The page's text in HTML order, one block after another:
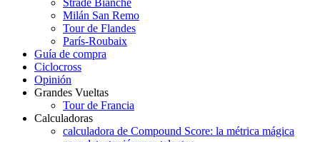
Strade Bianche
Milán San Remo
Tour de Flandes
París-Roubaix
Guía de compra
Ciclocross
Opinión
Grandes Vueltas
Tour de Francia
Calculadoras
calculadora de Compound Score: la métrica mágica